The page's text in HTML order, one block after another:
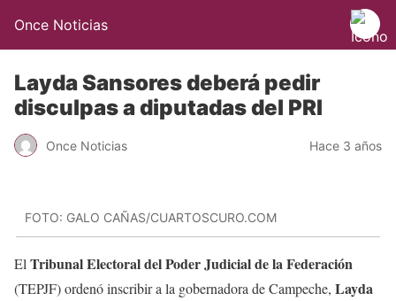
Once Noticias
Layda Sansores deberá pedir
disculpas a diputadas del PRI
Once Noticias Hace 3 años
FOTO: GALO CAÑAS/CUARTOSCURO.COM
El Tribunal Electoral del Poder Judicial de la Federación
(TEPJF) ordenó inscribir a la gobernadora de Campeche, Layda